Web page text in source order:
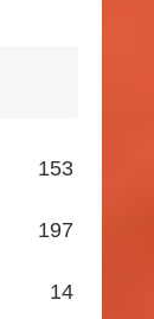
153
197
14